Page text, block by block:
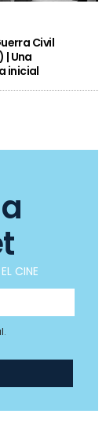
Civil
| Una
inicial
CINE
.